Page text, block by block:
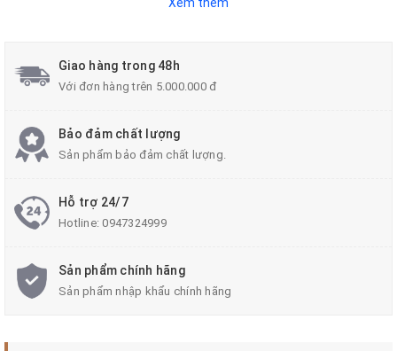
Giao hàng trong 48h
Với đơn hàng trên 5.000.000 đ
Bảo đảm chất lượng
Sản phẩm bảo đảm chất lượng.
Hỗ trợ 24/7
Hotline:0947324999
Sản phẩm chính hãng
Sản phẩm nhập khẩu chính hãng